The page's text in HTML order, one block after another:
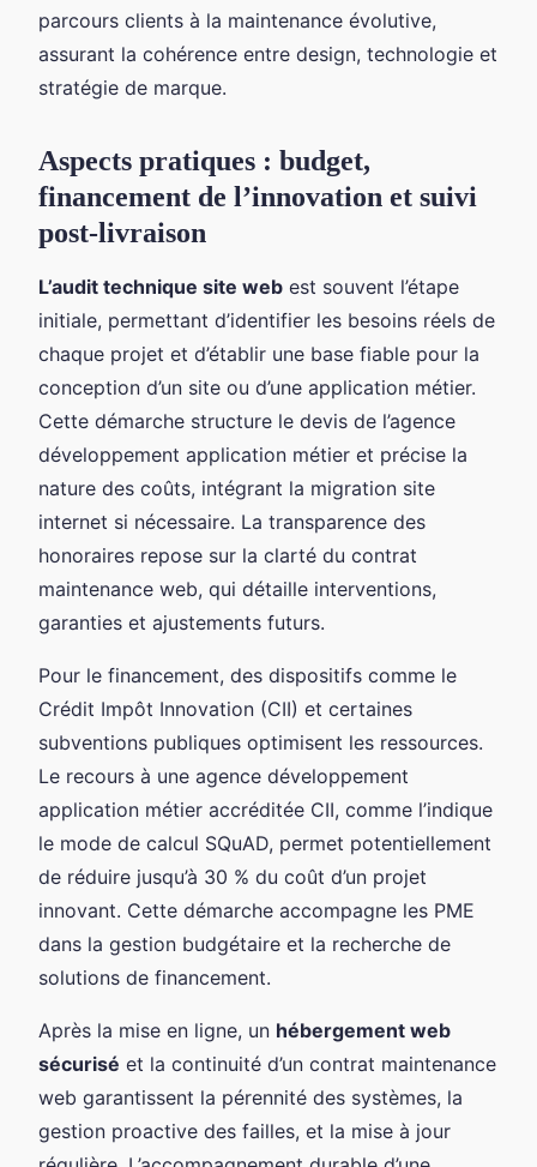
parcours clients à la maintenance évolutive,
assurant la cohérence entre design, technologie et
stratégie de marque.
Aspects pratiques : budget,
financement de l’innovation et suivi
post-livraison
L’audit technique site web est souvent l’étape
initiale, permettant d’identifier les besoins réels de
chaque projet et d’établir une base fiable pour la
conception d’un site ou d’une application métier.
Cette démarche structure le devis de l’agence
développement application métier et précise la
nature des coûts, intégrant la migration site
internet si nécessaire. La transparence des
honoraires repose sur la clarté du contrat
maintenance web, qui détaille interventions,
garanties et ajustements futurs.
Pour le financement, des dispositifs comme le
Crédit Impôt Innovation (CII) et certaines
subventions publiques optimisent les ressources.
Le recours à une agence développement
application métier accréditée CII, comme l’indique
le mode de calcul SQuAD, permet potentiellement
de réduire jusqu’à 30 % du coût d’un projet
innovant. Cette démarche accompagne les PME
dans la gestion budgétaire et la recherche de
solutions de financement.
Après la mise en ligne, un hébergement web
sécurisé et la continuité d’un contrat maintenance
web garantissent la pérennité des systèmes, la
gestion proactive des failles, et la mise à jour